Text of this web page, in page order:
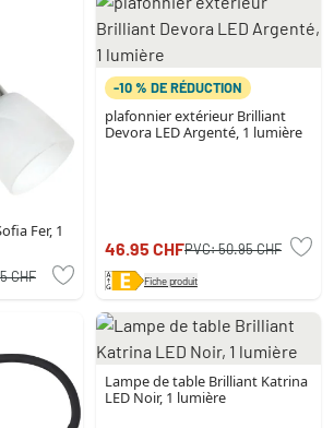
Fer, 1
CHF
-10 % DE RÉDUCTION
plafonnier extérieur Brilliant
Devora LED Argenté, 1 lumière
46.95 CHFPVC:50.95 CHF
Fiche produit
Lampe de table Brilliant Katrina
LED Noir, 1 lumière